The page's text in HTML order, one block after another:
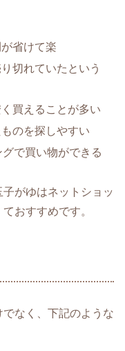
省けて楽
切れていたという
買えることが多い
のを探しやすい
で買い物ができる
がゆはネットショッ
おすすめです。
なく、下記のような